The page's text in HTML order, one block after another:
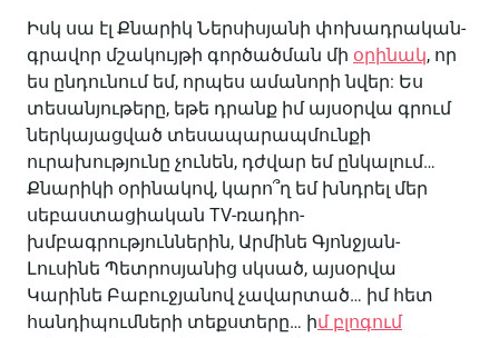
Իսկ սա էլ Քնարիկ Ներսիսյանի փոխադրական-
գրավոր մշակույթի գործածման մի օրինակ, որ
ես ընդունում եմ, որպես ամանորի նվեր: Ես
տեսանյութերը, եթե դրանք իմ այսօրվա գրում
ներկայացված տեսապարապմունքի
ուրախությունը չունեն, դժվար եմ ընկալում…
Քնարիկի օրինակով, կարո՞ղ եմ խնդրել մեր
սեբաստացիական TV-ռադիո-
խմբագրություններին, Արմինե Գյոնջյան-
Լուսինե Պետրոսյանից սկսած, այսօրվա
Կարինե Բաբուջյանով չավարտած… իմ հետ
հանդիպումների տեքստերը… իմ բլոգում